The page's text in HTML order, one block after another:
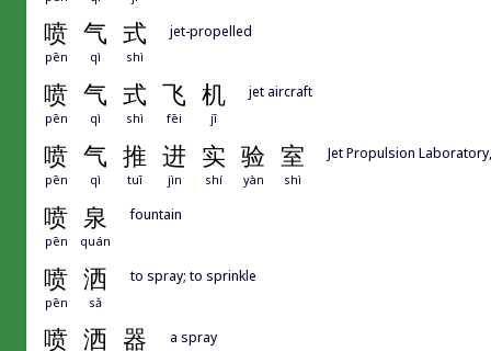
喷 气 式
pēn qì shì
jet-propelled
喷 气 式 飞 机
pēn qì shì fēi jī
jet aircraft
喷 气 推 进 实 验 室
pēn qì tuī jìn shí yàn shì
Jet Propulsion
喷 泉
pēn quán
fountain
喷 洒
pēn sǎ
to spray; to sprinkle
喷 洒 器 a spray